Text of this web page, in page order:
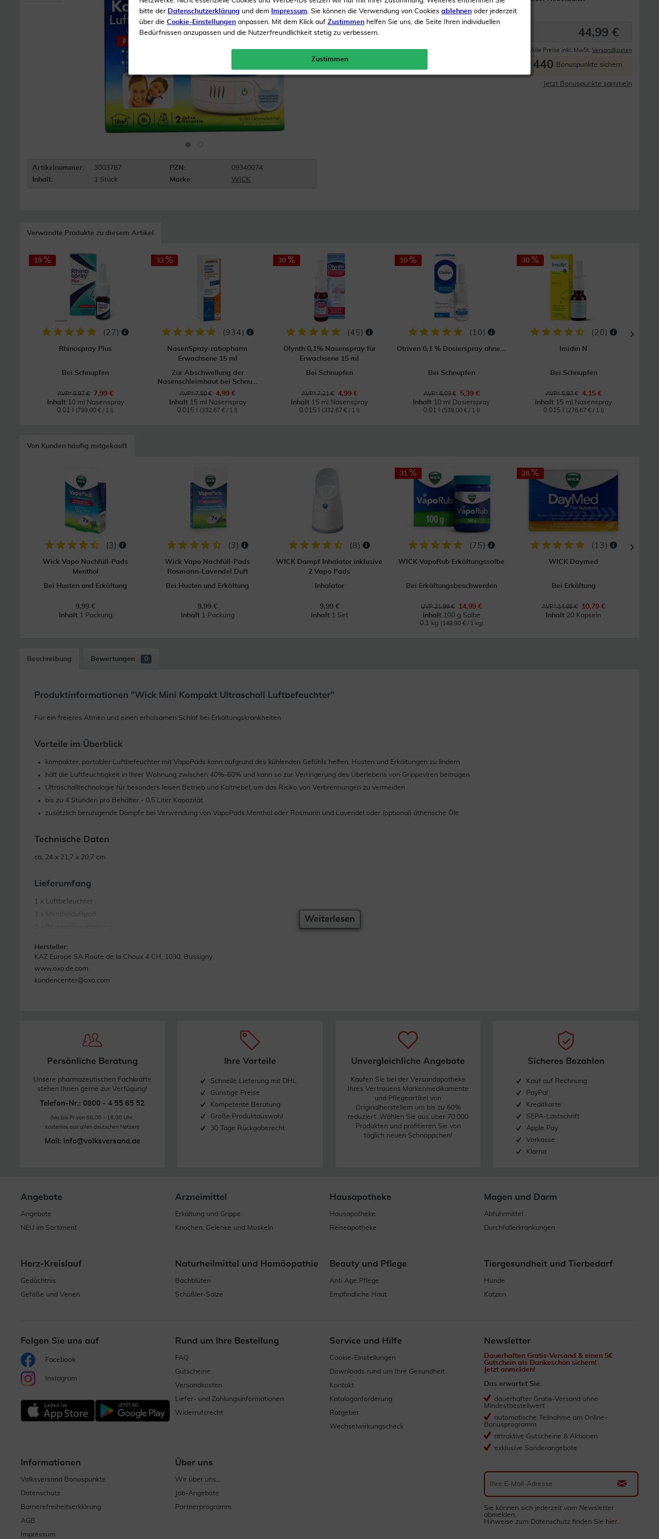
Einfache 1 Knopf Bedienung
Artikelnummer: 3003787 PZN:
09340074
Inhalt:
1 Stück Marke: WICK
Inhalt1 Stück 44,99 €
Versandkostenfrei Alle Preise inkl. MwSt. Versandkosten
440 Bonuspunkte sichern
Jetzt Bonuspunkte sammeln
Verwandte Produkte zu diesem Artikel
19
(27 )
Rhinospray Plus
Bei Schnupfen
AVP* 9,97 €
7,99 €
Inhalt 10 ml Nasenspray
0.01 l
(799,00 € / 1 l)
33
(934)
NasenSpray-ratiopharm
Erwachsene 15 ml
Zur Abschwellung der
Nasenschleimhaut bei Schnu...
AVP* 7,50 €
4,99 €
Inhalt 15 ml Nasenspray
0.015 l
(332,67 € / 1 l)
30
(45)
Olynth 0,1% Nasenspray für
Erwachsene 15 ml
Bei Schnupfen
AVP* 7,21 €
4,99 €
Inhalt 15 ml Nasenspray
0.015 l
(332,67 € / 1 l)
10
( 10)
Otriven 0,1 % Dosierspray ohne...
Bei Schnupfen
AVP* 6,03 €
5,39 €
Inhalt 10 ml Dosierspray
0.01 l
(539,00 € / 1 l)
30
(20)
Imidin N
Bei Schnupfen
AVP* 5,97 €
4,15 €
Inhalt 15 ml Nasenspray
0.015 l
(276,67 € / 1 l)
Von Kunden häufig mitgekauft
(3)
Wick Vapo Nachfüll-Pads
Menthol
Bei Husten und Erkältung
9,99 €
Inhalt 1 Packung
(3)
Wick Vapo Nachfüll-Pads
Rosmarin-Lavendel Duft
Bei Husten und Erkältung
9,99 €
Inhalt 1 Packung
(8)
WICK Dampf Inhalator inklusive
2 Vapo Pads
Inhalator
9,99 €
Inhalt 1 Set
31
( 75)
WICK VapoRub Erkältungssalbe
Bei Erkältungsbeschwerden
UVP 21,99 €
14,99 €
Inhalt 100 g Salbe
0.1 kg (149,90 € / 1 kg)
28
( 13)
WICK Daymed
Bei Erkältung
AVP* 14,99 €
10,79 €
Inhalt 20 Kapseln
Beschreibung Bewertungen 0
Produktinformationen "Wick Mini Kompakt Ultraschall Luftbefeuchter"
Für ein freieres Atmen und einen erholsamen Schlaf bei Erkältungskrankheiten
Vorteile im Überblick
kompakter, portabler Luftbefeuchter mit VapoPads kann aufgrund des kühlenden Gefühls helfen, Husten und Erkältungen zu lindern
hält die Luftfeuchtigkeit in Ihrer Wohnung zwischen 40%-60% und kann so zur Verringerung des Überlebens von Grippeviren beitragen
Ultraschalltechnologie für besonders leisen Betrieb und Kaltnebel, um das Risiko von Verbrennungen zu vermeiden
bis zu 4 Stunden pro Behälter - 0,5 Liter Kapazität
zusätzlich beruhigende Dämpfe bei Verwendung von VapoPads Menthol oder Rosmarin und Lavendel oder (optional) ätherische Öle
Technische Daten
ca. 24 x 21,7 x 20,7 cm
Lieferumfang
1 x Luftbefeuchter
1 x Mentholduftpad
Weiterlesen
Hersteller:
KAZ Europe SA Route de la Chaux 4 CH. 1030, Bussigny
www.oxo.de.com
kundencenter@oxo.com
Persönliche Beratung
Unsere pharmazeutischen Fachkräfte
stehen Ihnen gerne zur Verfügung!
Telefon-Nr.: 0800 - 4 55 65 52
(Mo bis Fr von 08.00 - 16.00 Uhr,
kostenlos aus allen deutschen Netzen)
Mail: info@volksversand.de
Ihre Vorteile
Schnelle Lieferung mit DHL
Günstige Preise
Kompetente Beratung
Große Produktauswahl
30 Tage Rückgaberecht
Unvergleichliche Angebote
Kaufen Sie bei der Versandapotheke
Ihres Vertrauens Markenmedikamente
und Pflegeartikel von
Originalherstellern um bis zu 60%
reduziert. Wählen Sie aus über 70.000
Produkten und profitieren Sie von
täglich neuen Schnäppchen!
Sicheres Bezahlen
Kauf auf Rechnung
PayPal
Kreditkarte
SEPA-Lastschrift
Apple Pay
Vorkasse
Klarna
Angebote
Angebote
NEU im Sortiment
Arzneimittel
Erkältung und Grippe
Knochen, Gelenke und Muskeln
Hausapotheke
Hausapotheke
Reiseapotheke
Magen und Darm
Abführmittel
Durchfallerkrankungen
Herz-Kreislauf
Gedächtnis
Gefäße und Venen
Naturheilmittel und Homöopathie
Bachblüten
Schüßler-Salze
Beauty und Pflege
Anti Age Pflege
Empfindliche Haut
Tiergesundheit und Tierbedarf
Hunde
Katzen
Folgen Sie uns auf
Facebook
Instagram
Rund um Ihre Bestellung
FAQ
Gutscheine
Versandkosten
Liefer- und Zahlungsinformationen
Widerrufsrecht
Service und Hilfe
Cookie-Einstellungen
Downloads rund um Ihre Gesundheit
Kontakt
Kataloganforderung
Ratgeber
Wechselwirkungscheck
Informationen
Volksversand Bonuspunkte
Datenschutz
Barrierefreiheitserklärung
AGB
Impressum
Über uns
Wir über uns...
Job-Angebote
Partnerprogramm
Newsletter
Dauerhaften Gratis-Versand & einen 5€
Gutschein als Dankeschön sichern!
Jetzt anmelden!
Das erwartet Sie:
dauerhafter Gratis-Versand ohne
Mindestbestellwert
automatische Teilnahme am Online-
Bonusprogramm
attraktive Gutscheine & Aktionen
exklusive Sonderangebote
Sie können sich jederzeit vom Newsletter
abmelden.
Hinweise zum Datenschutz finden Sie hier.
bitte der Datenschutzerklärung und dem Impressum. Sie können die Verwendung von Cookies ablehnen oder jederzeit
über die Cookie-Einstellungen anpassen. Mit dem Klick auf Zustimmen helfen Sie uns, die Seite Ihren individuellen
Bedürfnissen anzupassen und die Nutzerfreundlichkeit stetig zu verbessern.
Zustimmen